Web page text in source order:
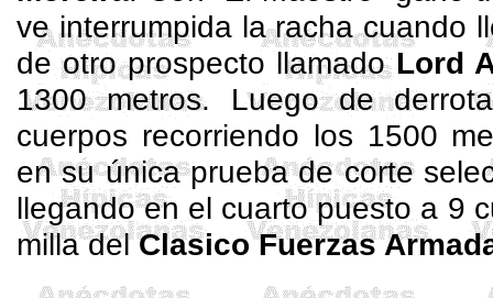
ve interrumpida la racha cuando
de otro prospecto llamadoLord
1300 metros. Luego de
cuerpos recorriendo los 1500
en su única prueba de corte
llegando en el cuarto puesto a 9
milla delClasico Fuerzas